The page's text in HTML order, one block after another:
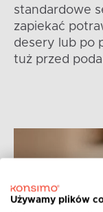
standardowe
zapiekać
desery lub po
tuż przed
Używamy plików